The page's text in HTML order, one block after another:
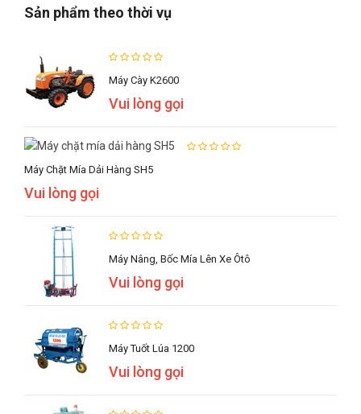
Sản phẩm theo thời vụ
Máy Cày K2600
Vui lòng gọi
Máy Chặt Mía Dải Hàng SH5
Vui lòng gọi
Máy Nâng, Bốc Mía Lên Xe Ôtô
Vui lòng gọi
Máy Tuốt Lúa 1200
Vui lòng gọi